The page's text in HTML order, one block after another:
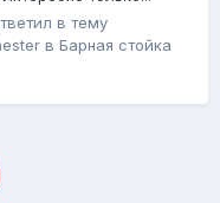
в тему
в Барная стойка